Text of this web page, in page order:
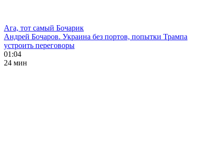
Ага, тот самый Бочарик
Андрей Бочаров. Украина без портов, попытки Трампа
устроить переговоры
01:04
24 мин